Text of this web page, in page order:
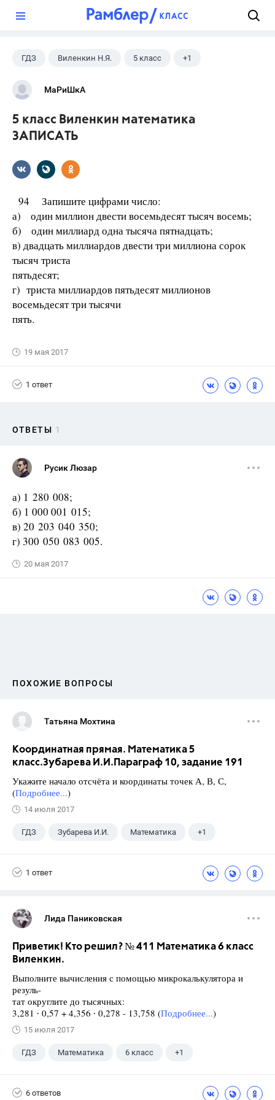
ГДЗ Виленкин Н.Я. 5 класс +1
Математика
МаРиШкА
5 класс Виленкин математика
ЗАПИСАТЬ
94 Запишите цифрами число:
а) один миллион двести восемьдесят тысяч восемь;
б) один миллиард одна тысяча пятнадцать;
в) двадцать миллиардов двести три миллиона сорок
тысяч триста
пятьдесят;
г) триста миллиардов пятьдесят миллионов
восемьдесят три тысячи
пять.
19 мая 2017
1 ответ
ОТВЕТЫ 1
Русик Люзар
а) 1 280 008;
б) 1 000 001 015;
в) 20 203 040 350;
г) 300 050 083 005.
20 мая 2017
ПОХОЖИЕ ВОПРОСЫ
Татьяна Мохтина
Координатная прямая. Математика 5
класс.Зубарева И.И.Параграф 10, задание 191
Укажите начало отсчёта и координаты точек А, В, С,
(Подробнее...)
14 июля 2017
ГДЗ Зубарева И.И. Математика +1
1 ответ
Лида Паниковская
Приветик! Кто решил? № 411 Математика 6 класс
Виленкин.
Выполните вычисления с помощью микрокалькулятора и
резуль-
тат округлите до тысячных:
3,281 ∙ 0,57 + 4,356 ∙ 0,278 - 13,758 (Подробнее...)
15 июля 2017
ГДЗ Математика 6 класс +1
6 ответов